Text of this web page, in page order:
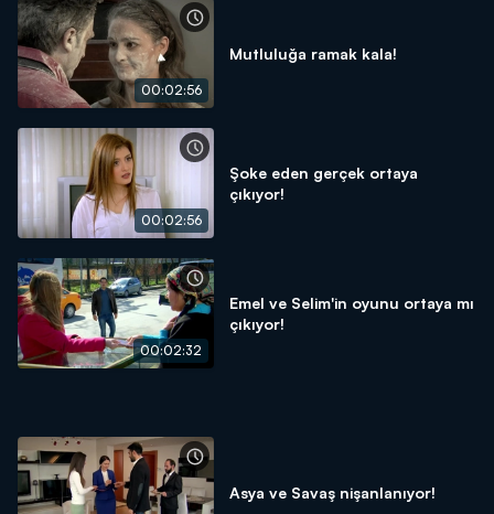
00:02:56
Mutluluğa ramak kala!
00:02:56
Şoke eden gerçek ortaya
çıkıyor!
00:02:32
Emel ve Selim'in oyunu ortaya mı
çıkıyor!
Asya ve Savaş nişanlanıyor!